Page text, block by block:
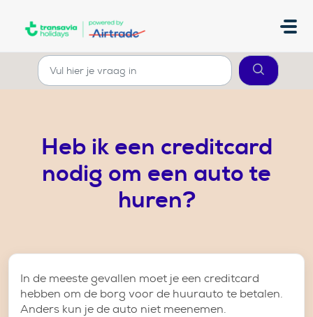
Heb ik een creditcard
nodig om een auto te
huren?
In de meeste gevallen moet je een creditcard
hebben om de borg voor de huurauto te betalen.
Anders kun je de auto niet meenemen.